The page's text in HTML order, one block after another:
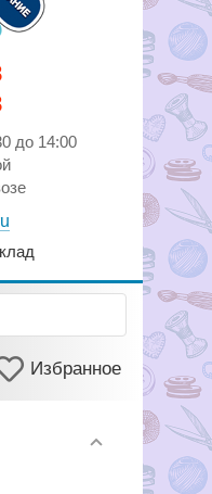
до 14:00
для
Избранное